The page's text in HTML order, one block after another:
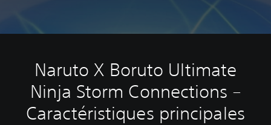
Naruto X Boruto Ultimate
Ninja Storm Connections –
Caractéristiques principales